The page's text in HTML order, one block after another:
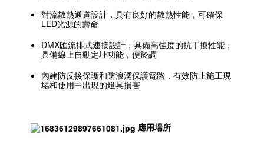
對流散熱通道設計，具有良好的散熱性能，可確保
LED光源的壽命
DMX匯流排式連接設計，具備⾼強度的抗⼲擾性能，
具備線上⾃動定址功能，便於調
內建防反接保護和防浪湧保護電路，有效防⽌施⼯現
場和使⽤中出現的燈具損害
應用場所